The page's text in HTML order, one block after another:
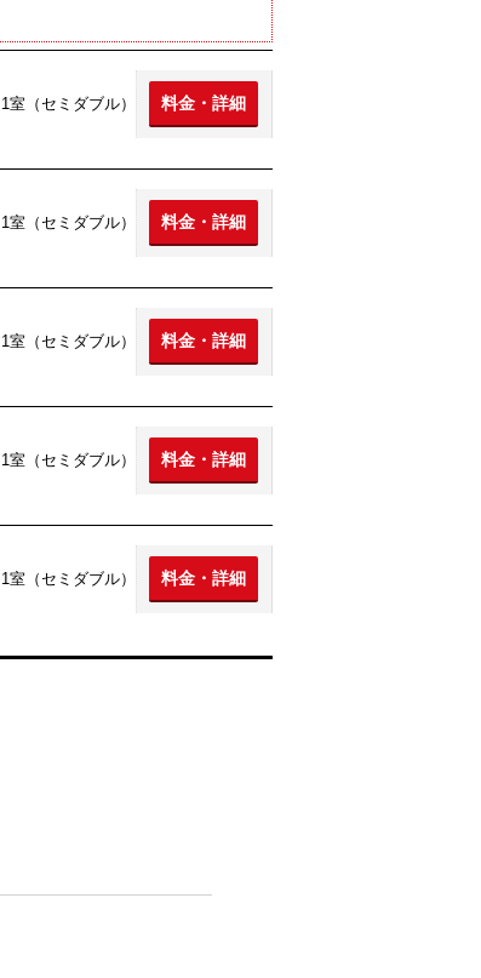
室（セミダブル）
料金・詳細
室（セミダブル）
料金・詳細
室（セミダブル）
料金・詳細
室（セミダブル）
料金・詳細
室（セミダブル）
料金・詳細